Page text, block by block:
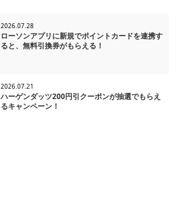
2026.07.28
ローソンアプリに新規でポイントカードを連携す
ると、無料引換券がもらえる！
2026.07.21
ハーゲンダッツ200円引クーポンが抽選でもらえ
るキャンペーン！